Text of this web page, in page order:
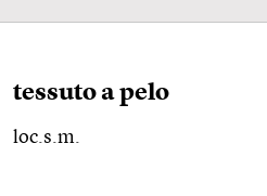
tessuto a pelo
loc.s.m.